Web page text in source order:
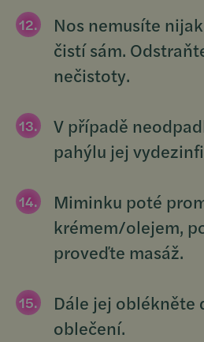
Nos nemusíte
čistí sám.
nečistoty.
V případě
pahýlu jej
Miminku poté
krémem/olejem,
proveďte masáž.
Dále jej oblékněte
oblečení.